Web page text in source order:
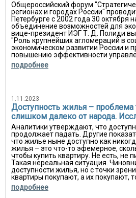
Общероссийский форум
регионах и городах России"
Петербурге с 2002 года 30 октября
объединение возможностей для
вице-президент ИЭГ Т. Д. Полиди
"Роль крупнейших агломераций в
экономическом развитии России и
повышению эффективности
подробнее
1.11.2023
Доступность жилья – проблема
слишком далеко от народа.
Аналитики утверждают, что
продолжает падать. Другие
что жилье ныне доступно как
жилья – это что-то эфемерное,
чтобы купить квартиру. Не есть, не
Такая нереальная ситуация.
доступности жилья, но с точки
квартиры покупают, а их покупают,
подробнее